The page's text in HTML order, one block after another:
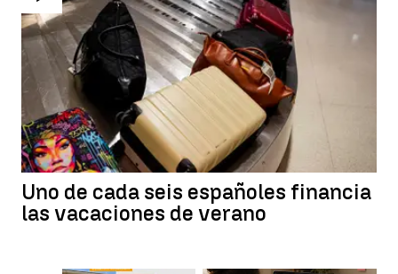
Uno de cada seis españoles financia
las vacaciones de verano